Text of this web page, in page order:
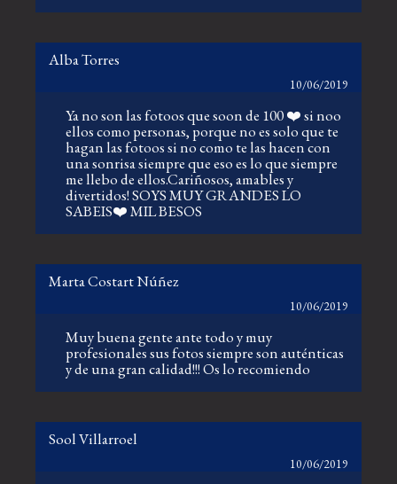
Alba Torres
10/06/2019
Ya no son las fotoos que soon de 100 ❤️ si noo
ellos como personas, porque no es solo que te
hagan las fotoos si no como te las hacen con
una sonrisa siempre que eso es lo que siempre
me llebo de ellos.Cariñosos, amables y
divertidos! SOYS MUY GRANDES LO
SABEIS❤️ MIL BESOS
Marta Costart Núñez
10/06/2019
Muy buena gente ante todo y muy
profesionales sus fotos siempre son auténticas
y de una gran calidad!!! Os lo recomiendo
Sool Villarroel
10/06/2019